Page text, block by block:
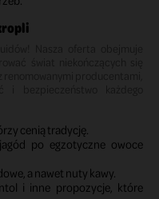
cenią tradycję.
po egzotyczne owoce
a nawet nuty kawy.
i inne propozycje, które